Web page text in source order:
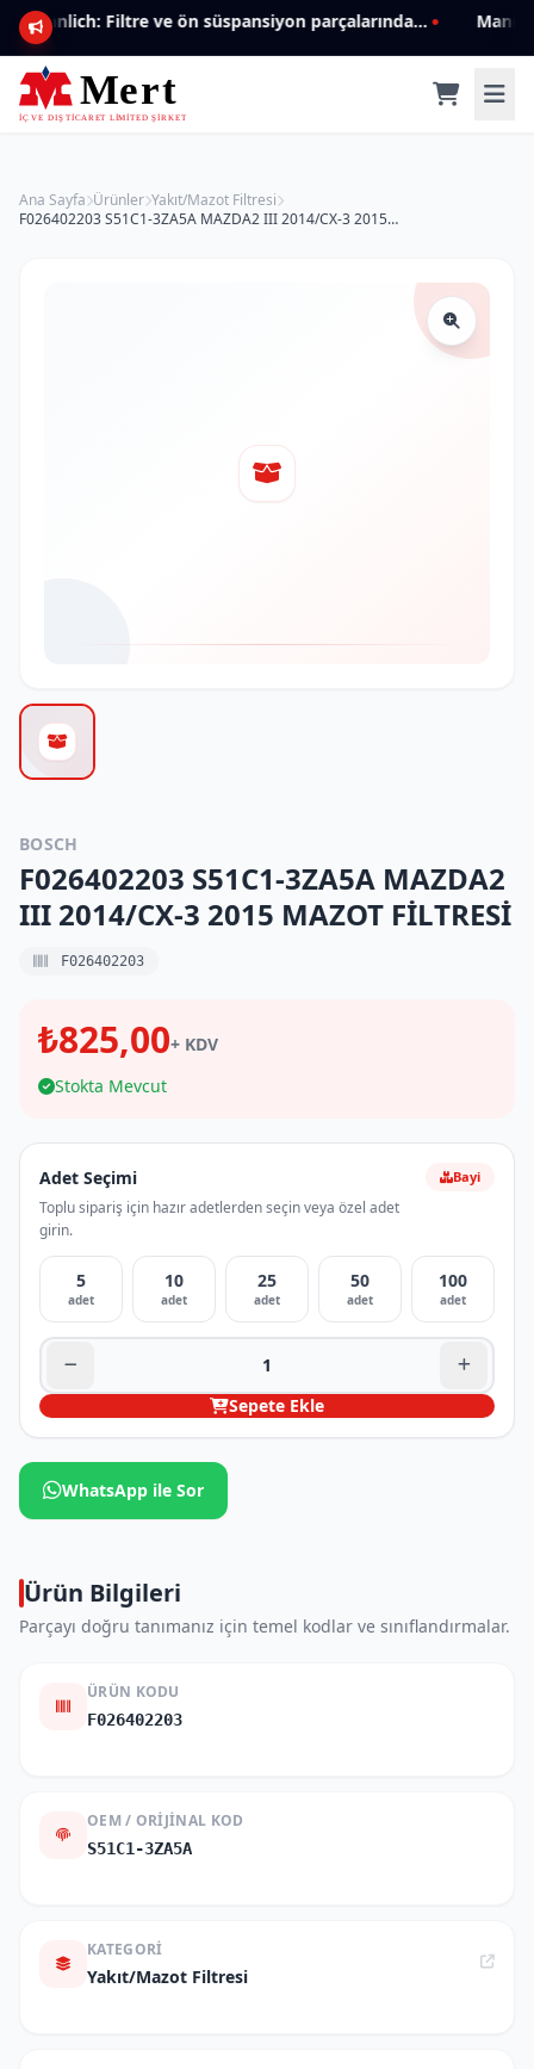
Mannlich: Filtre ve ön süspansiyon parçalarında genişleyen ürün yelpazesiyle kalite ve güven.
Ana Sayfa Ürünler Yakıt/Mazot Filtresi
F026402203 S51C1-3ZA5A MAZDA2 III 2014/CX-3 2015 MAZOT FİLTRESİ
BOSCH
F026402203 S51C1-3ZA5A MAZDA2
III 2014/CX-3 2015 MAZOT FİLTRESİ
F026402203
₺825,00+ KDV
Stokta Mevcut
Adet Seçimi
Toplu sipariş için hazır adetlerden seçin veya özel adet
girin.
Bayi
5
adet
10
adet
25
adet
50
adet
100
adet
Sepete Ekle
WhatsApp ile Sor
Ürün Bilgileri
Parçayı doğru tanımanız için temel kodlar ve sınıflandırmalar.
ÜRÜN KODU
F026402203
OEM / ORIJINAL KOD
S51C1-3ZA5A
KATEGORI
Yakıt/Mazot Filtresi